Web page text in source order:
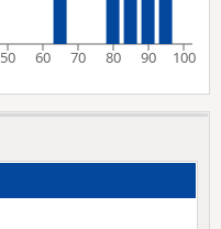
50 60 70 80 90 100